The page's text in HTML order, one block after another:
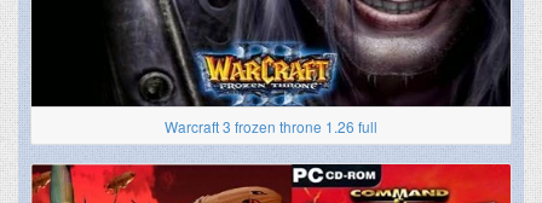
Warcraft 3 frozen throne 1.26 full